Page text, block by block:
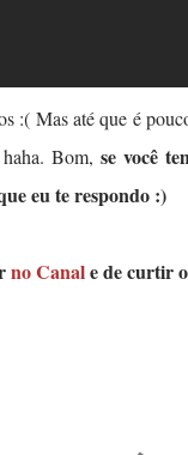
:( Mas até que é
haha. Bom, se você
eu te respondo :)
no Canale de curtir